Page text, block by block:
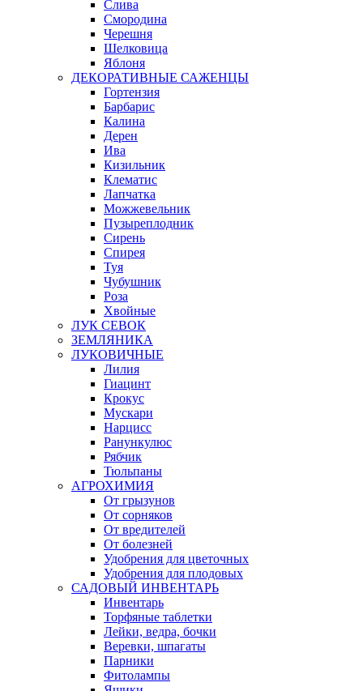
Слива
Смородина
Черешня
Шелковица
Яблоня
ДЕКОРАТИВНЫЕ САЖЕНЦЫ
Гортензия
Барбарис
Калина
Дерен
Ива
Кизильник
Клематис
Лапчатка
Можжевельник
Пузыреплодник
Сирень
Спирея
Туя
Чубушник
Роза
Хвойные
ЛУК СЕВОК
ЗЕМЛЯНИКА
ЛУКОВИЧНЫЕ
Лилия
Гиацинт
Крокус
Мускари
Нарцисс
Ранункулюс
Рябчик
Тюльпаны
АГРОХИМИЯ
От грызунов
От сорняков
От вредителей
От болезней
Удобрения для цветочных
Удобрения для плодовых
САДОВЫЙ ИНВЕНТАРЬ
Инвентарь
Торфяные таблетки
Лейки, ведра, бочки
Веревки, шпагаты
Парники
Фитолампы